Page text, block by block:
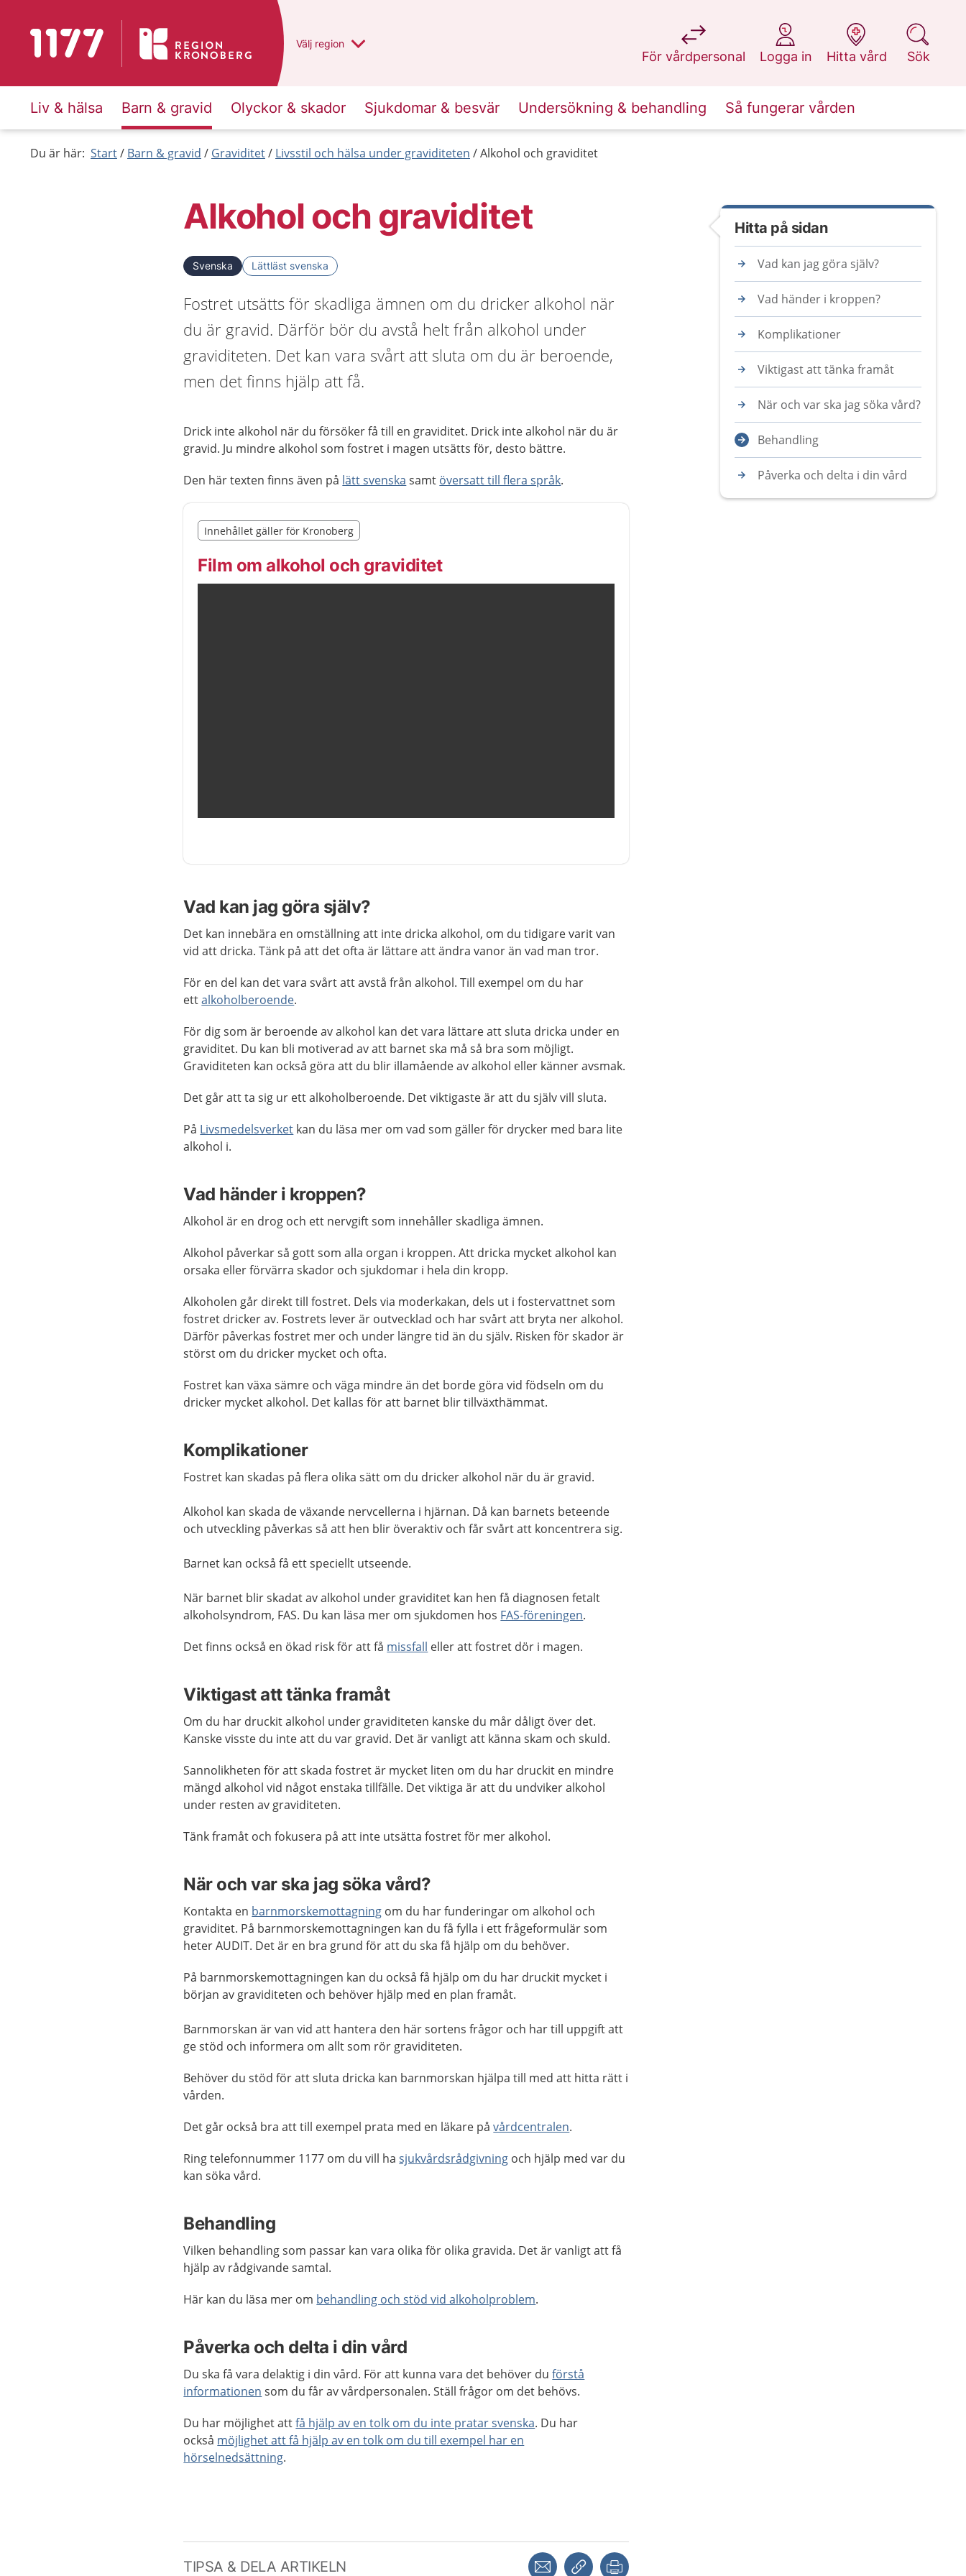
Till startsidan för 1177 Du har valt region
Välj en annan
region
För vårdpersonal
på 1177.se
Logga in
på 1177.se
Hitta vård
på 1177.se
Sök
på 1177.se
Liv & hälsa Barn & gravid Olyckor & skador Sjukdomar & besvär Undersökning & behandling Så fungerar vården
Du är här: Start Barn & gravid Graviditet Livsstil och hälsa under graviditeten Alkohol och graviditet
Alkohol och graviditet
Svenska Lättläst svenska
Fostret utsätts för skadliga ämnen om du dricker alkohol när
du är gravid. Därför bör du avstå helt från alkohol under
graviditeten. Det kan vara svårt att sluta om du är beroende,
men det finns hjälp att få.
Drick inte alkohol när du försöker få till en graviditet. Drick inte alkohol när du är
gravid. Ju mindre alkohol som fostret i magen utsätts för, desto bättre.
Den här texten finns även på lätt svenska samt översatt till flera språk.
Nedan innehåll gäller region Kronoberg
Innehållet gäller för Kronoberg
Film om alkohol och graviditet
Slut på det regionala tillägget från region Kronoberg
Vad kan jag göra själv?
Det kan innebära en omställning att inte dricka alkohol, om du tidigare varit van
vid att dricka. Tänk på att det ofta är lättare att ändra vanor än vad man tror.
För en del kan det vara svårt att avstå från alkohol. Till exempel om du har
ettalkoholberoende.
För dig som är beroende av alkohol kan det vara lättare att sluta dricka under en
graviditet. Du kan bli motiverad av att barnet ska må så bra som möjligt.
Graviditeten kan också göra att du blir illamående av alkohol eller känner avsmak.
Det går att ta sig ur ett alkoholberoende. Det viktigaste är att du själv vill sluta.
På Livsmedelsverket kan du läsa mer om vad som gäller för drycker med bara lite
alkohol i.
Vad händer i kroppen?
Alkohol är en drog och ett nervgift som innehåller skadliga ämnen.
Alkohol påverkar så gott som alla organ i kroppen. Att dricka mycket alkohol kan
orsaka eller förvärra skador och sjukdomar i hela din kropp.
Alkoholen går direkt till fostret. Dels via moderkakan, dels ut i fostervattnet som
fostret dricker av. Fostrets lever är outvecklad och har svårt att bryta ner alkohol.
Därför påverkas fostret mer och under längre tid än du själv. Risken för skador är
störst om du dricker mycket och ofta.
Fostret kan växa sämre och väga mindre än det borde göra vid födseln om du
dricker mycket alkohol. Det kallas för att barnet blir tillväxthämmat.
Komplikationer
Fostret kan skadas på flera olika sätt om du dricker alkohol när du är gravid.
Alkohol kan skada de växande nervcellerna i hjärnan. Då kan barnets beteende
och utveckling påverkas så att hen blir överaktiv och får svårt att koncentrera sig.
Barnet kan också få ett speciellt utseende.
När barnet blir skadat av alkohol under graviditet kan hen få diagnosen fetalt
alkoholsyndrom, FAS. Du kan läsa mer om sjukdomen hos FAS-föreningen.
Det finns också en ökad risk för att få missfall eller att fostret dör i magen.
Viktigast att tänka framåt
Om du har druckit alkohol under graviditeten kanske du mår dåligt över det.
Kanske visste du inte att du var gravid. Det är vanligt att känna skam och skuld.
Sannolikheten för att skada fostret är mycket liten om du har druckit en mindre
mängd alkohol vid något enstaka tillfälle. Det viktiga är att du undviker alkohol
under resten av graviditeten.
Tänk framåt och fokusera på att inte utsätta fostret för mer alkohol.
När och var ska jag söka vård?
Kontakta en barnmorskemottagning om du har funderingar om alkohol och
graviditet. På barnmorskemottagningen kan du få fylla i ett frågeformulär som
heter AUDIT. Det är en bra grund för att du ska få hjälp om du behöver.
På barnmorskemottagningen kan du också få hjälp om du har druckit mycket i
början av graviditeten och behöver hjälp med en plan framåt.
Barnmorskan är van vid att hantera den här sortens frågor och har till uppgift att
ge stöd och informera om allt som rör graviditeten.
Behöver du stöd för att sluta dricka kan barnmorskan hjälpa till med att hitta rätt i
vården.
Det går också bra att till exempel prata med en läkare påvårdcentralen.
Ring telefonnummer 1177 om du vill hasjukvårdsrådgivning och hjälp med var du
kan söka vård.
Behandling
Vilken behandling som passar kan vara olika för olika gravida. Det är vanligt att få
hjälp av rådgivande samtal.
Här kan du läsa mer om behandling och stöd vid alkoholproblem.
Påverka och delta i din vård
Du ska få vara delaktig i din vård. För att kunna vara det behöver duförstå
informationen som du får av vårdpersonalen. Ställ frågor om det behövs.
Du har möjlighet attfå hjälp av en tolk om du inte pratar svenska. Du har
också möjlighet att få hjälp av en tolk om du till exempel har en
hörselnedsättning.
TIPSA & DELA ARTIKELN Dela via mejlKopiera länk
Hitta på sidan
Vad kan jag göra själv?
Vad händer i kroppen?
Komplikationer
Viktigast att tänka framåt
När och var ska jag söka vård?
Behandling
Påverka och delta i din vård